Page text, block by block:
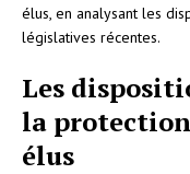
élus, en analysant les
législatives récentes.
Les
la
élus